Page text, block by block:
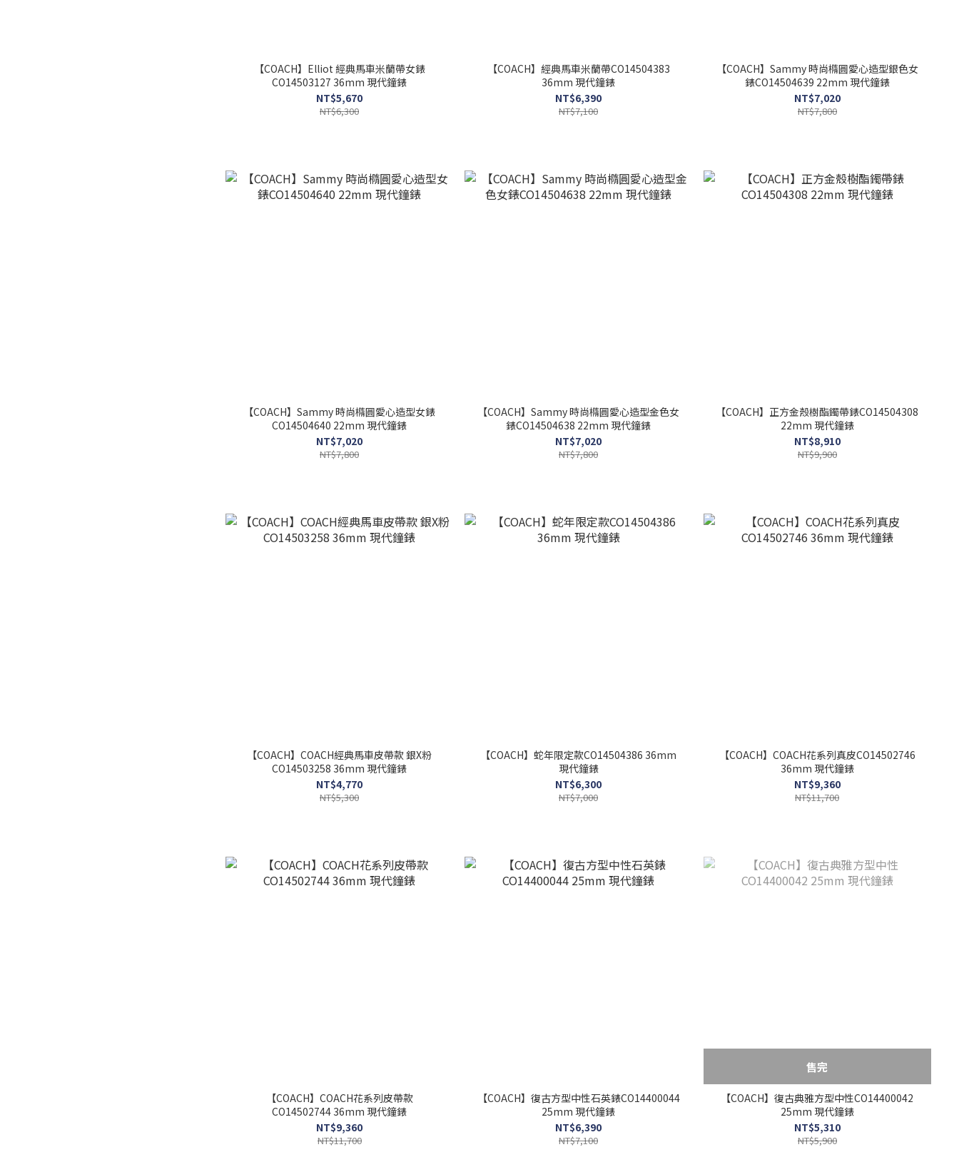
【COACH】Elliot 經典馬車米蘭帶女錶
CO14503127 36mm 現代鐘錶
NT$5,670
NT$6,300
【COACH】經典馬車米蘭帶CO14504383
36mm 現代鐘錶
NT$6,390
NT$7,100
【COACH】Sammy 時尚橢圓愛心造型銀色女
錶CO14504639 22mm 現代鐘錶
NT$7,020
NT$7,800
【COACH】Sammy 時尚橢圓愛心造型女錶
CO14504640 22mm 現代鐘錶
NT$7,020
NT$7,800
【COACH】Sammy 時尚橢圓愛心造型金色女
錶CO14504638 22mm 現代鐘錶
NT$7,020
NT$7,800
【COACH】正方金殼樹酯鐲帶錶CO14504308
22mm 現代鐘錶
NT$8,910
NT$9,900
【COACH】COACH經典馬車皮帶款 銀X粉
CO14503258 36mm 現代鐘錶
NT$4,770
NT$5,300
【COACH】蛇年限定款CO14504386 36mm
現代鐘錶
NT$6,300
NT$7,000
【COACH】COACH花系列真皮CO14502746
36mm 現代鐘錶
NT$9,360
NT$11,700
【COACH】COACH花系列皮帶款
CO14502744 36mm 現代鐘錶
NT$9,360
NT$11,700
【COACH】復古方型中性石英錶CO14400044
25mm 現代鐘錶
NT$6,390
NT$7,100
售完
【COACH】復古典雅方型中性CO14400042
25mm 現代鐘錶
NT$5,310
NT$5,900